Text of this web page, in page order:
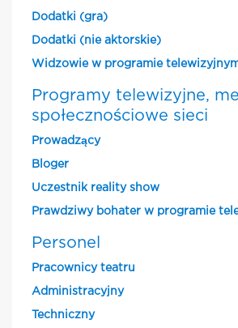
Dodatki (gra)
Dodatki (nie aktorskie)
Widzowie w programie
Programy telewizyjne,
społecznościowe sieci
Prowadzący
Bloger
Uczestnik reality show
Prawdziwy bohater w programie
Personel
Pracownicy teatru
Administracyjny
Techniczny